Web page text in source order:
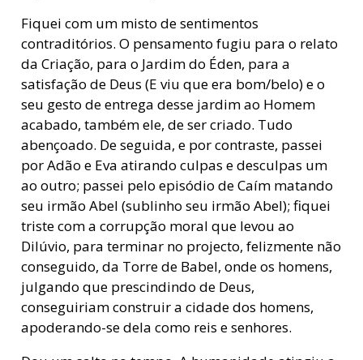
Fiquei com um misto de sentimentos
contraditórios. O pensamento fugiu para o relato
da Criação, para o Jardim do Éden, para a
satisfação de Deus (E viu que era bom/belo) e o
seu gesto de entrega desse jardim ao Homem
acabado, também ele, de ser criado. Tudo
abençoado. De seguida, e por contraste, passei
por Adão e Eva atirando culpas e desculpas um
ao outro; passei pelo episódio de Caím matando
seu irmão Abel (sublinho seu irmão Abel); fiquei
triste com a corrupção moral que levou ao
Dilúvio, para terminar no projecto, felizmente não
conseguido, da Torre de Babel, onde os homens,
julgando que prescindindo de Deus,
conseguiriam construir a cidade dos homens,
apoderando-se dela como reis e senhores.